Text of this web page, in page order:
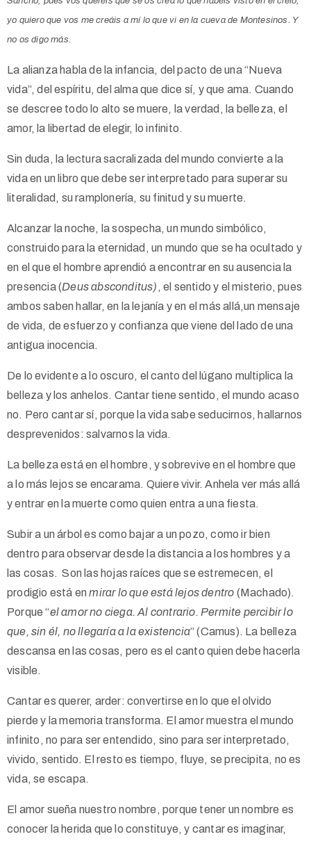
yo quiero que vos me creáis a mí lo que vi en la cueva de Montesinos. Y
no os digo más.
La alianza habla de la infancia, del pacto de una “Nueva
vida”, del espíritu, del alma que dice sí, y que ama. Cuando
se descree todo lo alto se muere, la verdad, la belleza, el
amor, la libertad de elegir, lo infinito.
Sin duda, la lectura sacralizada del mundo convierte a la
vida en un libro que debe ser interpretado para superar su
literalidad, su ramplonería, su finitud y su muerte.
Alcanzar la noche, la sospecha, un mundo simbólico,
construido para la eternidad, un mundo que se ha ocultado y
en el que el hombre aprendió a encontrar en su ausencia la
presencia (Deus absconditus) , el sentido y el misterio, pues
ambos saben hallar, en la lejanía y en el más allá,un mensaje
de vida, de esfuerzo y confianza que viene del lado de una
antigua inocencia.
De lo evidente a lo oscuro, el canto del lúgano multiplica la
belleza y los anhelos. Cantar tiene sentido, el mundo acaso
no. Pero cantar sí, porque la vida sabe seducirnos, hallarnos
desprevenidos: salvarnos la vida.
La belleza está en el hombre, y sobrevive en el hombre que
a lo más lejos se encarama. Quiere vivir. Anhela ver más allá
y entrar en la muerte como quien entra a una fiesta.
Subir a un árbol es como bajar a un pozo, como ir bien
dentro para observar desde la distancia a los hombres y a
las cosas. Son las hojas raíces que se estremecen, el
prodigio está enmirar lo que está lejos dentro (Machado).
Porque “el amor no ciega. Al contrario. Permite percibir lo
que, sin él, no llegaría a la existencia” (Camus). La belleza
descansa en las cosas, pero es el canto quien debe hacerla
visible.
Cantar es querer, arder: convertirse en lo que el olvido
pierde y la memoria transforma. El amor muestra el mundo
infinito, no para ser entendido, sino para ser interpretado,
vivido, sentido. El resto es tiempo, fluye, se precipita, no es
vida, se escapa.
El amor sueña nuestro nombre, porque tener un nombre es
conocer la herida que lo constituye, y cantar es imaginar,